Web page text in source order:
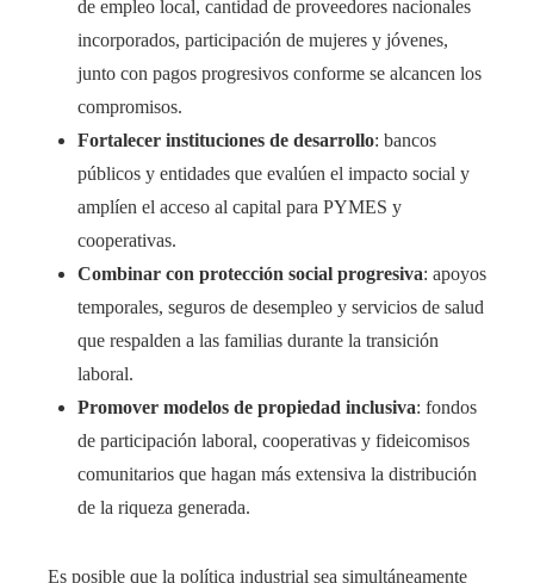
de empleo local, cantidad de proveedores nacionales
incorporados, participación de mujeres y jóvenes,
junto con pagos progresivos conforme se alcancen los
compromisos.
Fortalecer instituciones de desarrollo: bancos
públicos y entidades que evalúen el impacto social y
amplíen el acceso al capital para PYMES y
cooperativas.
Combinar con protección social progresiva: apoyos
temporales, seguros de desempleo y servicios de salud
que respalden a las familias durante la transición
laboral.
Promover modelos de propiedad inclusiva: fondos
de participación laboral, cooperativas y fideicomisos
comunitarios que hagan más extensiva la distribución
de la riqueza generada.
Es posible que la política industrial sea simultáneamente